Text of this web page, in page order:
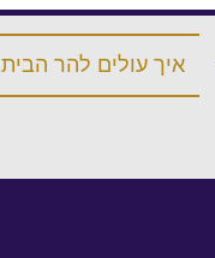
איך עולים להר הבית